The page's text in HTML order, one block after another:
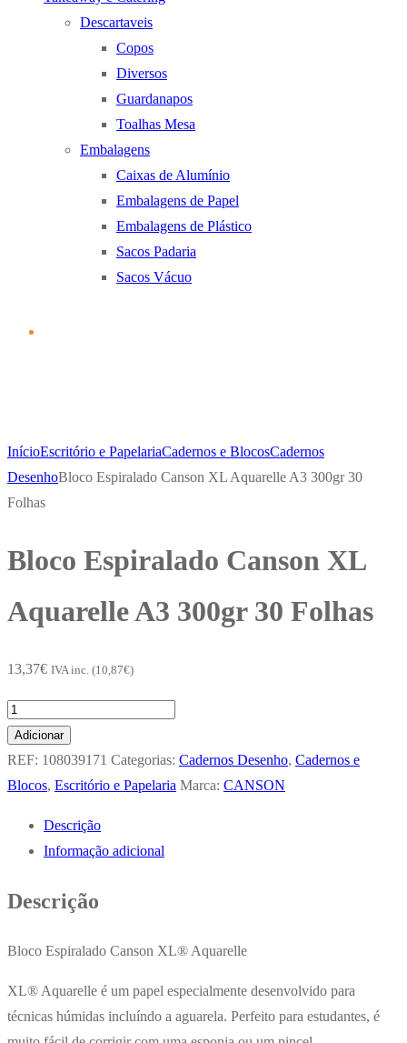
Descartaveis
Copos
Diversos
Guardanapos
Toalhas Mesa
Embalagens
Caixas de Alumínio
Embalagens de Papel
Embalagens de Plástico
Sacos Padaria
Sacos Vácuo
InícioEscritório e PapelariaCadernos e BlocosCadernos
DesenhoBloco Espiralado Canson XL Aquarelle A3 300gr 30
Folhas
Bloco Espiralado Canson XL
Aquarelle A3 300gr 30 Folhas
13,37€ IVA inc. (10,87€)
Quantidade
de
Bloco
Espiralado
Aquarelle
300gr
Adicionar
REF: 108039171 Categorias: Cadernos Desenho, Cadernos e
Blocos, Escritório e Papelaria Marca: CANSON
Descrição
Informação adicional
Descrição
Bloco Espiralado Canson XL® Aquarelle
XL® Aquarelle é um papel especialmente desenvolvido para
técnicas húmidas incluíndo a aguarela. Perfeito para estudantes, é